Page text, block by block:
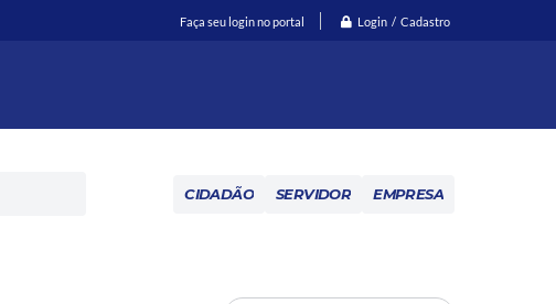
Faça seu login no portal Login / Cadastro
CIDADÃO SERVIDOR EMPRESA